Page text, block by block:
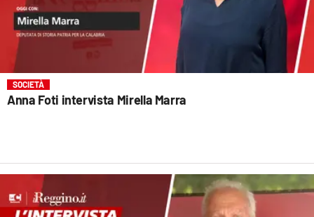
SOCIETÀ
Anna Foti intervista Mirella Marra